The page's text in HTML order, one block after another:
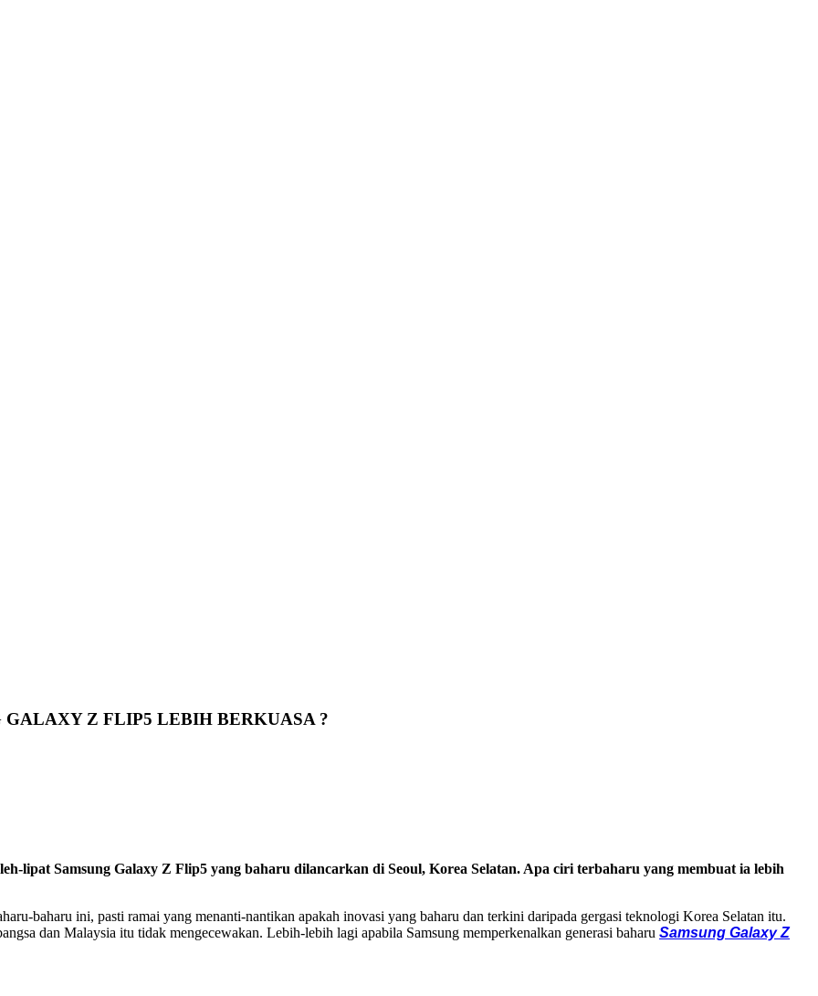
Z FLIP5 LEBIH BERKUASA ?
lipat Samsung Galaxy Z Flip5 yang baharu dilancarkan di Seoul, Korea Selatan. Apa ciri terbaharu yang membuat ia lebih
baharu ini, pasti ramai yang menanti-nantikan apakah inovasi yang baharu dan terkini daripada gergasi teknologi Korea Selatan itu.
dan Malaysia itu tidak mengecewakan. Lebih-lebih lagi apabila Samsung memperkenalkan generasi baharu Samsung Galaxy Z